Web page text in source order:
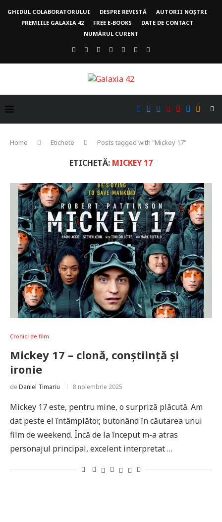
GHIDUL COLABORATORULUI DESPRE REVISTĂ
AUTORII NOȘTRI
PREMIILE GALAXIA 42
FREE E-BOOKS
DATE DE CONTACT
NUMĂRUL CURENT
Home Etichete Posts tagged with "Mickey 17"
ETICHETĂ: MICKEY 17
Cronici de film
Mickey 17 – clonă, conștiință și
ironie
de Daniel Timariu 8 noiembrie 2025
Mickey 17 este, pentru mine, o surpriză plăcută. Am
dat peste el întâmplător, butonând în căutarea unui
film de weekend. Încă de la început m-a atras
personajul principal, excelent interpretat …